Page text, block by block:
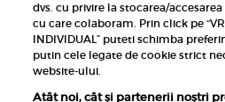
Links
Calculator sarcina
dvs. cu privire la stocarea/
cu care colaboram. Prin click pe
INDIVIDUAL” puteti schimba
putin cele legate de cookie strict
website-ului.
Atât noi, cât și partenerii noștri